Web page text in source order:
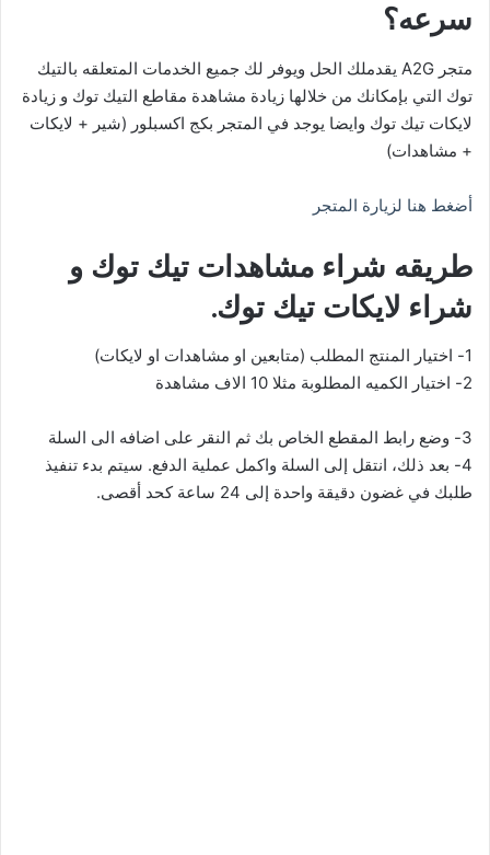
سرعه؟
متجر A2G يقدملك الحل ويوفر لك جميع الخدمات المتعلقه بالتيك
توك التي بإمكانك من خلالها زيادة مشاهدة مقاطع التيك توك و زيادة
لايكات تيك توك وايضا يوجد في المتجر بكج اكسبلور (شير + لايكات
+ مشاهدات)
أضغط هنا لزيارة المتجر
طريقه شراء مشاهدات تيك توك و
شراء لايكات تيك توك.
1- اختيار المنتج المطلب (متابعين او مشاهدات او لايكات)
2- اختيار الكميه المطلوبة مثلا 10 الاف مشاهدة
3- وضع رابط المقطع الخاص بك ثم النقر على اضافه الى السلة
4- بعد ذلك، انتقل إلى السلة واكمل عملية الدفع. سيتم بدء تنفيذ
طلبك في غضون دقيقة واحدة إلى 24 ساعة كحد أقصى.